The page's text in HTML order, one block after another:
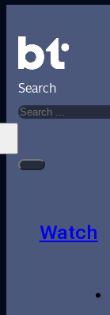
Search
Watch